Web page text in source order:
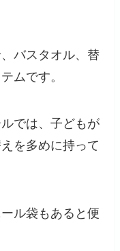
バスタオル、替
ムです。
では、子どもが
を多めに持って
ル袋もあると便